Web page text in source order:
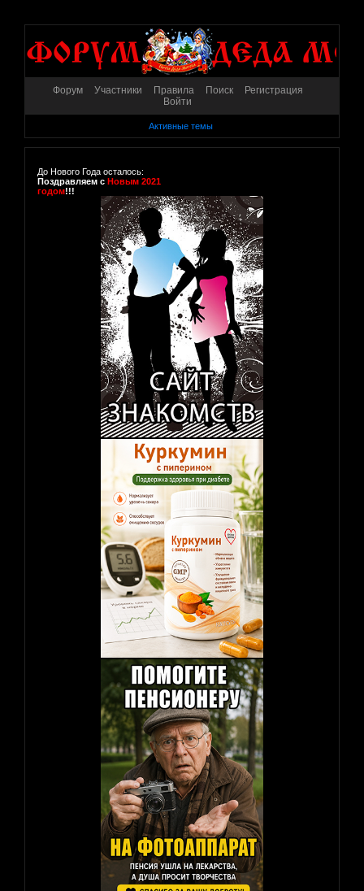
Форум Участники Правила Поиск
Регистрация
Войти
Активные темы
До Нового Года осталось:
Поздравляем с Новым 2021
годом!!!